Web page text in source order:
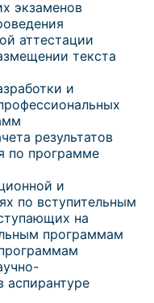
экзаменов
аттестации
текста
и
результатов
по программе
и
по вступительным
на
программам
аспирантуре